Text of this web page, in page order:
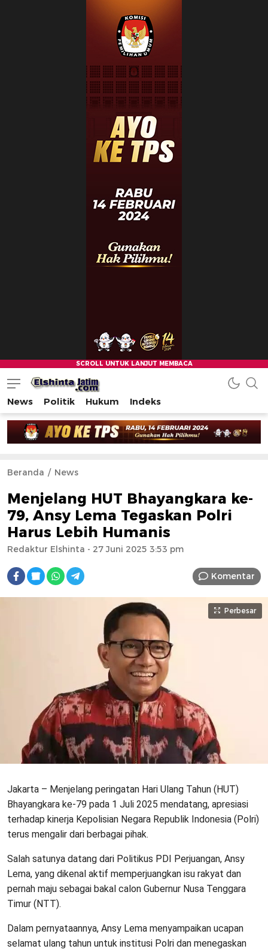
News Politik Hukum Indeks
Beranda News
Menjelang HUT Bhayangkara ke-
79, Ansy Lema Tegaskan Polri
Harus Lebih Humanis
Redaktur Elshinta - 27 Juni 2025 3:53 pm
Komentar
Perbesar
Jakarta – Menjelang peringatan Hari Ulang Tahun (HUT)
Bhayangkara ke-79 pada 1 Juli 2025 mendatang, apresiasi
terhadap kinerja Kepolisian Negara Republik Indonesia (Polri)
terus mengalir dari berbagai pihak.
Salah satunya datang dari Politikus PDI Perjuangan, Ansy
Lema, yang dikenal aktif memperjuangkan isu rakyat dan
pernah maju sebagai bakal calon Gubernur Nusa Tenggara
Timur (NTT).
Dalam pernyataannya, Ansy Lema menyampaikan ucapan
selamat ulang tahun untuk institusi Polri dan menegaskan